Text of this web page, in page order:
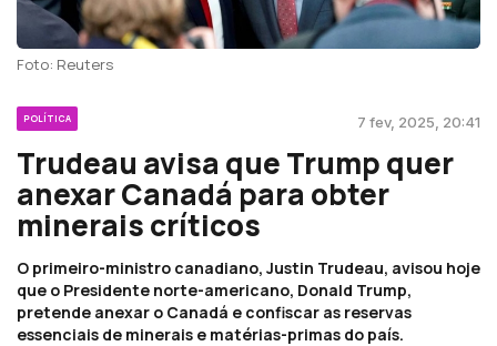
Foto: Reuters
POLÍTICA 7 fev, 2025, 20:41
Trudeau avisa que Trump quer
anexar Canadá para obter
minerais críticos
O primeiro-ministro canadiano, Justin Trudeau, avisou hoje
que o Presidente norte-americano, Donald Trump,
pretende anexar o Canadá e confiscar as reservas
essenciais de minerais e matérias-primas do país.